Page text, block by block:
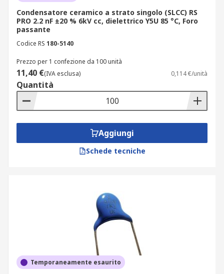
Condensatore ceramico a strato singolo (SLCC) RS
PRO 2.2 nF ±20 % 6kV cc, dielettrico Y5U 85 °C, Foro
passante
Codice RS 180-5140
Prezzo per 1 confezione da 100 unità
11,40 €(IVA esclusa) 0,114 €/unità
Quantità
Aggiungi
Schede tecniche
Temporaneamente esaurito